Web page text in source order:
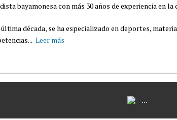
bayamonesa con más 30 años de experiencia en
década, se ha especializado en deportes,
Leer más
...